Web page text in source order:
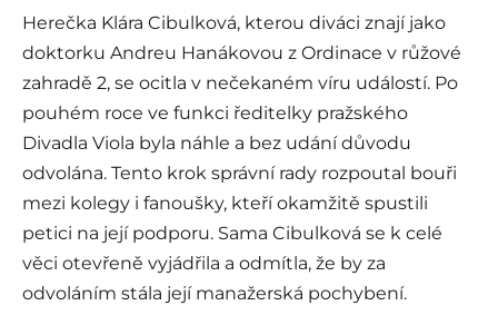
Herečka Klára Cibulková, kterou diváci znají jako
doktorku Andreu Hanákovou z Ordinace v růžové
zahradě 2, se ocitla v nečekaném víru událostí. Po
pouhém roce ve funkci ředitelky pražského
Divadla Viola byla náhle a bez udání důvodu
odvolána. Tento krok správní rady rozpoutal bouři
mezi kolegy i fanoušky, kteří okamžitě spustili
petici na její podporu. Sama Cibulková se k celé
věci otevřeně vyjádřila a odmítla, že by za
odvoláním stála její manažerská pochybení.